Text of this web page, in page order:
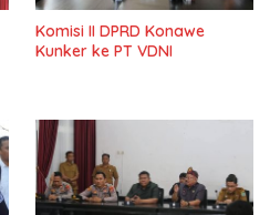
Komisi II DPRD Konawe
Kunker ke PT VDNI